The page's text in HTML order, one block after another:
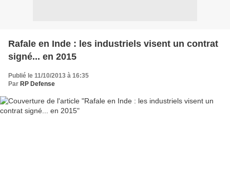
Rafale en Inde : les industriels visent un contrat
signé... en 2015
Publié le 11/10/2013 à 16:35
Par RP Defense